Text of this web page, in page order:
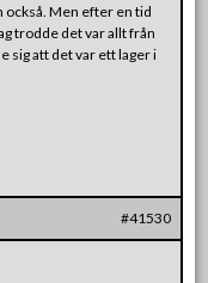
också. Men efter en tid
trodde det var allt från
sig att det var ett lager i
#41530